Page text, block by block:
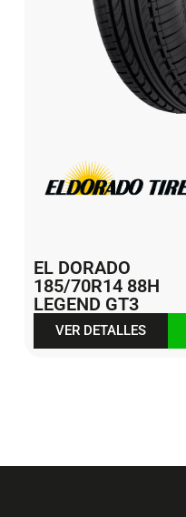
EL DORADO
185/70R14 88H
LEGEND GT3
VER DETALLES